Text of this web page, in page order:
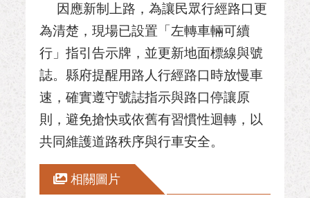
因應新制上路，為讓民眾行經路口更
為清楚，現場已設置「左轉車輛可續
行」指引告示牌，並更新地面標線與號
誌。縣府提醒用路人行經路口時放慢車
速，確實遵守號誌指示與路口停讓原
則，避免搶快或依舊有習慣性迴轉，以
共同維護道路秩序與行車安全。
相關圖片